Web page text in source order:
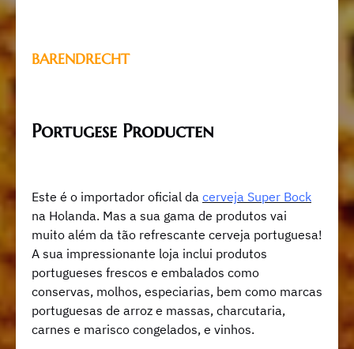
BARENDRECHT
Portugese Producten
Este é o importador oficial da cerveja Super Bock
na Holanda. Mas a sua gama de produtos vai
muito além da tão refrescante cerveja portuguesa!
A sua impressionante loja inclui produtos
portugueses frescos e embalados como
conservas, molhos, especiarias, bem como marcas
portuguesas de arroz e massas, charcutaria,
carnes e marisco congelados, e vinhos.